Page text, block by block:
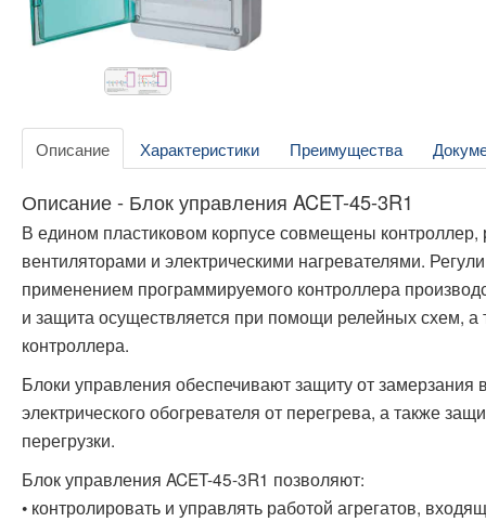
Описание Характеристики Преимущества
Описание - Блок управления ACET-45-3R1
В едином пластиковом корпусе совмещены контроллер,
вентиляторами и электрическими нагревателями.
применением программируемого контроллера
и защита осуществляется при помощи релейных схем,
контроллера.
Блоки управления обеспечивают защиту от замерзания
электрического обогревателя от перегрева, а также
перегрузки.
Блок управления ACET-45-3R1 позволяют:
• контролировать и управлять работой агрегатов,